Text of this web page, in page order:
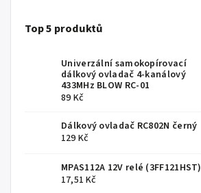
Top 5 produktů
Univerzální samokopírovací
dálkový ovladač 4-kanálový
433MHz BLOW RC-01
89 Kč
Dálkový ovladač RC802N černý
129 Kč
MPAS112A 12V relé (3FF121HST)
17,51 Kč